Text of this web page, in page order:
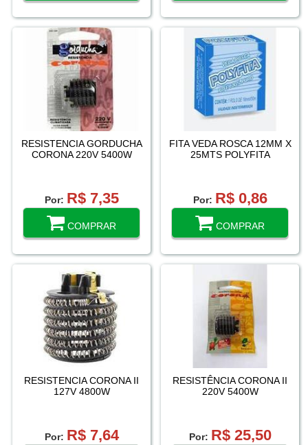
RESISTENCIA GORDUCHA
CORONA 220V 5400W
Por: R$ 7,35
COMPRAR
FITA VEDA ROSCA 12MM X
25MTS POLYFITA
Por: R$ 0,86
COMPRAR
RESISTENCIA CORONA II
127V 4800W
Por: R$ 7,64
RESISTÊNCIA CORONA II
220V 5400W
Por: R$ 25,50